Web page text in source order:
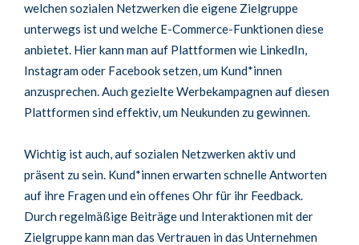
welchen sozialen Netzwerken die eigene Zielgruppe
unterwegs ist und welche E-Commerce-Funktionen diese
anbietet. Hier kann man auf Plattformen wie LinkedIn,
Instagram oder Facebook setzen, um Kund*innen
anzusprechen. Auch gezielte Werbekampagnen auf diesen
Plattformen sind effektiv, um Neukunden zu gewinnen.
Wichtig ist auch, auf sozialen Netzwerken aktiv und
präsent zu sein. Kund*innen erwarten schnelle Antworten
auf ihre Fragen und ein offenes Ohr für ihr Feedback.
Durch regelmäßige Beiträge und Interaktionen mit der
Zielgruppe kann man das Vertrauen in das Unternehmen